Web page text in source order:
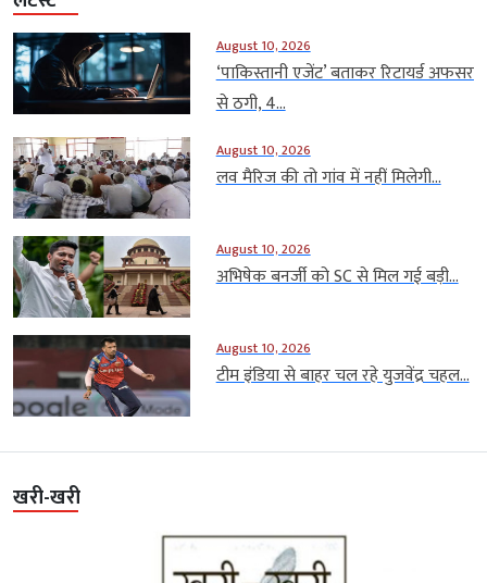
August 10, 2026
‘पाकिस्तानी एजेंट’ बताकर रिटायर्ड अफसर
से ठगी, 4...
August 10, 2026
लव मैरिज की तो गांव में नहीं मिलेगी...
August 10, 2026
अभिषेक बनर्जी को SC से मिल गई बड़ी...
August 10, 2026
टीम इंडिया से बाहर चल रहे युजवेंद्र चहल...
खरी-खरी